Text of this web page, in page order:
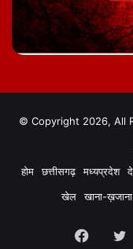
© Copyright 2026, All
होम
छत्तीसगढ़ मध्यप्रदेश
खेल
खाना-ख़जाना